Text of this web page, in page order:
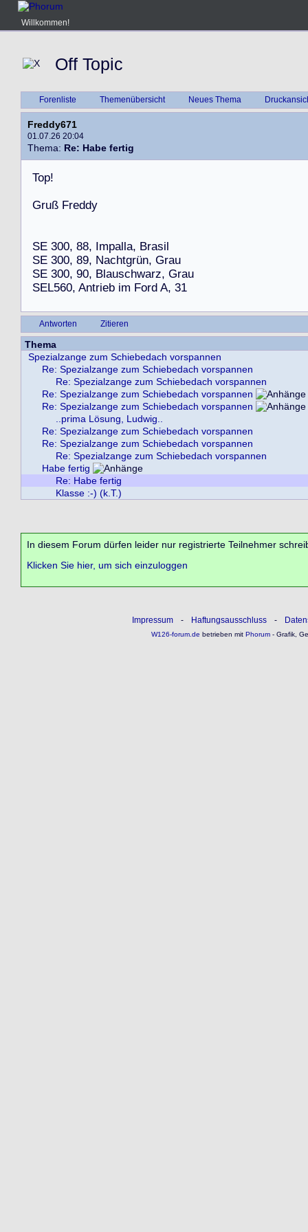
Willkommen!
Off Topic
Forenliste Themenübersicht Neues Thema
Freddy671
01.07.26 20:04
Thema: Re: Habe fertig
Top!
Gruß Freddy
SE 300, 88, Impalla, Brasil
SE 300, 89, Nachtgrün, Grau
SE 300, 90, Blauschwarz, Grau
SEL560, Antrieb im Ford A, 31
Antworten Zitieren
Thema
Spezialzange zum Schiebedach vorspannen
Re: Spezialzange zum Schiebedach vorspannen
Re: Spezialzange zum Schiebedach vorspannen
Re: Spezialzange zum Schiebedach vorspannen
Re: Spezialzange zum Schiebedach vorspannen
..prima Lösung, Ludwig..
Re: Spezialzange zum Schiebedach vorspannen
Re: Spezialzange zum Schiebedach vorspannen
Re: Spezialzange zum Schiebedach vorspannen
Habe fertig
Re: Habe fertig
Klasse :-) (k.T.)
In diesem Forum dürfen leider nur registrierte Teilnehmer
Klicken Sie hier, um sich einzuloggen
Impressum - Haftungsausschluss -
W126-forum.de betrieben mitPhorum- Grafik,